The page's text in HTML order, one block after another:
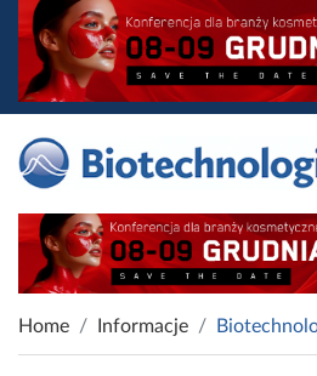
Home Informacje